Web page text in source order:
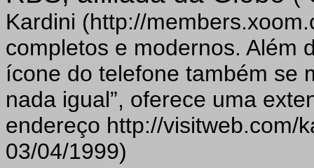
Kardini (http://
completos e modernos. Além
ícone do telefone também se
nada igual”, oferece uma
endereço http://visitweb.com/
03/04/1999)